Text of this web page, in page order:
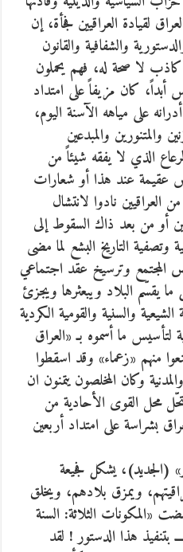
لقيادة العراقيين فجأة، إن
والشفافية والقانون
كاذب لا صحة له، فهم يحملون
أبداً، كان مزيفاً على امتداد
على مياهه الآسنة اليوم،
والمتنورين والمبدعين
الذي لا يفقه شيئاً من
عقيمة عند هذا أو شعارات
العراقيين نادوا لانتشال
أو من بعد ذاك السقوط إلى
وتصفية التاريخ البشع لما مضى
وترسيخ عقد اجتماعي
يقسّم البلاد ويبعثرها ويجزئ
والسنية والقومية الكردية
ما أسموه بـ «العراق
منهم «زعماء» وقد اسقطوا
وكان المخلصون يتمنون ان
محل القوى الأحادية من
بشراسة على امتداد أربعين
(الجديد)، يشكل فجيعة
ويمزق بلادهم، ويخلق
«المكونات الثلاثة: السنة
بتنفيذ هذا الدستور ! لقد